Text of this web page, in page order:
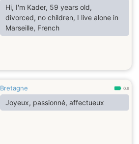
Hi, I'm Kader, 59 years old,
divorced, no children, I live alone in
Marseille, French
Bretagne 0.9
Joyeux, passionné, affectueux